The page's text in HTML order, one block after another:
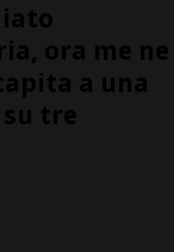
ora me ne
a una
tre